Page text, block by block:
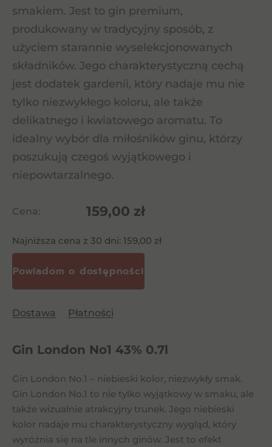
smakiem. Jest to gin premium,
produkowany w tradycyjny sposób, z
użyciem starannie wyselekcjonowanych
składników. Jego charakterystyczną cechą
jest dodatek gardenii, który nadaje mu nie
tylko niezwykłego koloru, ale także
delikatnego i kwiatowego aromatu. To
idealny wybór dla miłośników ginu, którzy
poszukują czegoś wyjątkowego i
niepowtarzalnego.
Cena: 159,00 zł
Najniższa cena z 30 dni: 159,00 zł
Dostawa Płatności
Gin London No1 43% 0.7l
Gin London No.1 – niebieski kolor, niezwykły smak.
Gin London No.1 to nie tylko wyjątkowy w smaku, ale
także wizualnie atrakcyjny trunek. Jego niebieski
kolor nadaje mu charakterystyczny wygląd, który
wyróżnia się na tle innych ginów. Jest to efekt